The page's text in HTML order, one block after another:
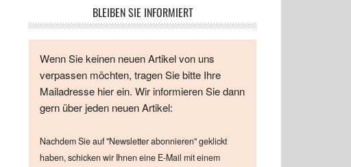
BLEIBEN SIE INFORMIERT
Wenn Sie keinen neuen Artikel von uns
verpassen möchten, tragen Sie bitte Ihre
Mailadresse hier ein. Wir informieren Sie dann
gern über jeden neuen Artikel:
Nachdem Sie auf "Newsletter abonnieren" geklickt
haben, schicken wir Ihnen eine E-Mail mit einem